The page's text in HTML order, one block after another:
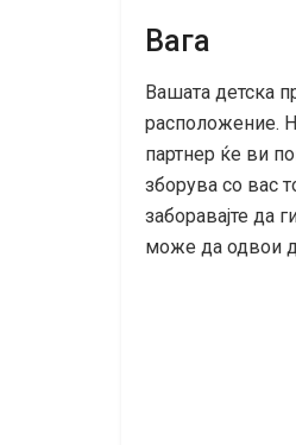
Вага
Вашата детска
расположение.
партнер ќе ви
зборува со вас
заборавајте да
може да одвои